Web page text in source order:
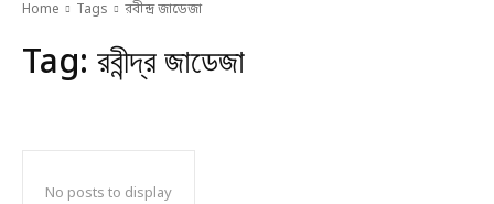
Home Tags রবীন্দ্র জাডেজা
Tag: রবীন্দ্র জাডেজা
No posts to display